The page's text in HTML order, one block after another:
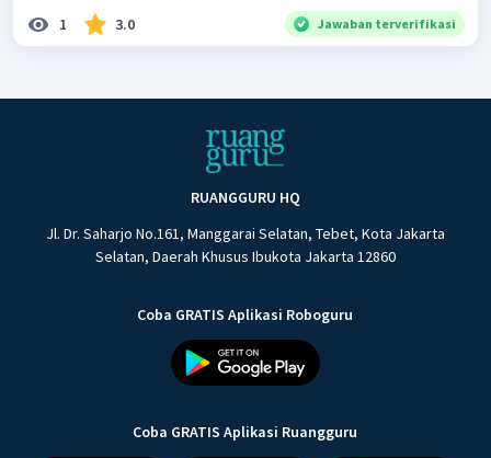
1 3.0 Jawaban terverifikasi
RUANGGURU HQ
Jl. Dr. Saharjo No.161, Manggarai Selatan, Tebet, Kota Jakarta
Selatan, Daerah Khusus Ibukota Jakarta 12860
Coba GRATIS Aplikasi Roboguru
Coba GRATIS Aplikasi Ruangguru